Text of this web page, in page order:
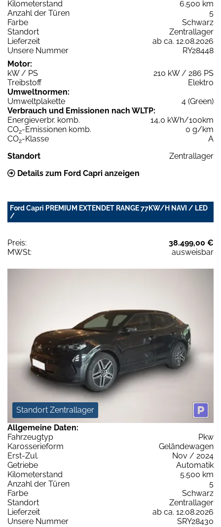
Kilometerstand
6.500 km
Anzahl der Türen
5
Farbe
Schwarz
Standort
Zentrallager
Lieferzeit
ab ca. 12.08.2026
Unsere Nummer
RY28448
Motor:
kW / PS
210 kW / 286 PS
Treibstoff
Elektro
Umweltnormen:
Umweltplakette
4 (Green)
Verbrauch und Emissionen nach WLTP:
Energieverbr. komb.
14,0 kWh/100km
CO2-Emissionen komb.
0 g/km
CO2-Klasse
A
Standort
Zentrallager
Details zum Ford Capri anzeigen
Ford Capri PREMIUM EXTENDET RANGE 77KW/H NAVI / LED
/
Preis:
38.499,00 €
MWSt:
ausweisbar
Standort Zentrallager
Allgemeine Daten:
Fahrzeugtyp
Pkw
Karosserieform
Geländewagen
Erst-Zul.
Nov / 2024
Getriebe
Automatik
Kilometerstand
5.500 km
Anzahl der Türen
5
Farbe
Schwarz
Standort
Zentrallager
Lieferzeit
ab ca. 12.08.2026
Unsere Nummer
SRY28430